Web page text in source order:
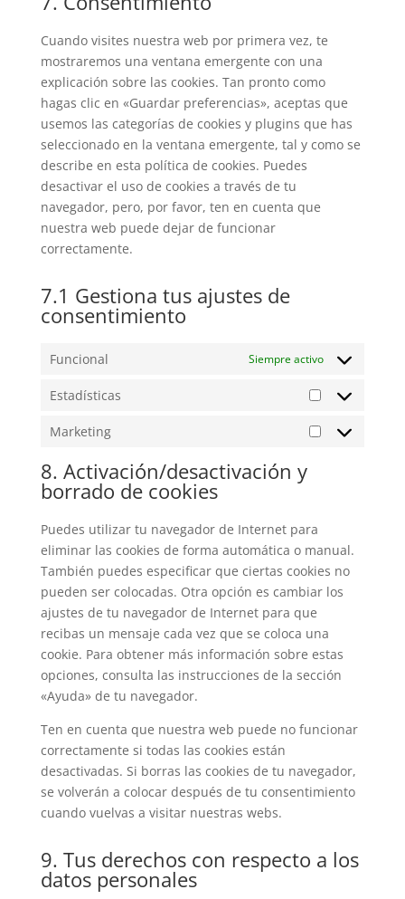
Cuando visites nuestra web por primera vez, te
mostraremos una ventana emergente con una
explicación sobre las cookies. Tan pronto como
hagas clic en «Guardar preferencias», aceptas que
usemos las categorías de cookies y plugins que has
seleccionado en la ventana emergente, tal y como se
describe en esta política de cookies. Puedes
desactivar el uso de cookies a través de tu
navegador, pero, por favor, ten en cuenta que
nuestra web puede dejar de funcionar
correctamente.
7.1 Gestiona tus ajustes de
consentimiento
Funcional Siempre activo
Estadísticas
Estadísticas
Marketing
Marketing
8. Activación/desactivación y
borrado de cookies
Puedes utilizar tu navegador de Internet para
eliminar las cookies de forma automática o manual.
También puedes especificar que ciertas cookies no
pueden ser colocadas. Otra opción es cambiar los
ajustes de tu navegador de Internet para que
recibas un mensaje cada vez que se coloca una
cookie. Para obtener más información sobre estas
opciones, consulta las instrucciones de la sección
«Ayuda» de tu navegador.
Ten en cuenta que nuestra web puede no funcionar
correctamente si todas las cookies están
desactivadas. Si borras las cookies de tu navegador,
se volverán a colocar después de tu consentimiento
cuando vuelvas a visitar nuestras webs.
9. Tus derechos con respecto a los
datos personales